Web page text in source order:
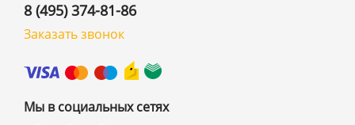
8 (495) 374-81-86
Заказать звонок
Мы в социальных сетях